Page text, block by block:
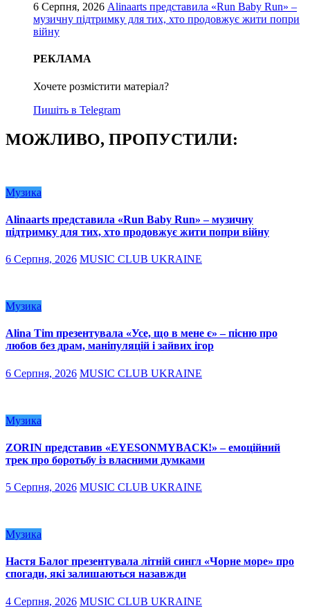
6 Серпня, 2026 Alinaarts представила «Run Baby Run» –
музичну підтримку для тих, хто продовжує жити попри
війну
РЕКЛАМА
Хочете розмістити матеріал?
Пишіть в Telegram
МОЖЛИВО, ПРОПУСТИЛИ:
Музика
Alinaarts представила «Run Baby Run» – музичну
підтримку для тих, хто продовжує жити попри війну
6 Серпня, 2026 MUSIC CLUB UKRAINE
Музика
Alina Tim презентувала «Усе, що в мене є» – пісню про
любов без драм, маніпуляцій і зайвих ігор
6 Серпня, 2026 MUSIC CLUB UKRAINE
Музика
ZORIN представив «EYESONMYBACK!» – емоційний
трек про боротьбу із власними думками
5 Серпня, 2026 MUSIC CLUB UKRAINE
Музика
Настя Балог презентувала літній сингл «Чорне море» про
спогади, які залишаються назавжди
4 Серпня, 2026 MUSIC CLUB UKRAINE